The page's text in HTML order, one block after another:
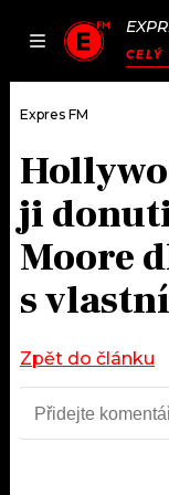
CELÝ
DOMŮ
ČLÁNKY
AKTUÁLNĚ
HUDBA
PODCASTY
JAK NALADIT
RÁDIO
Expres FM
ji
Moore
s
Zpět do článku